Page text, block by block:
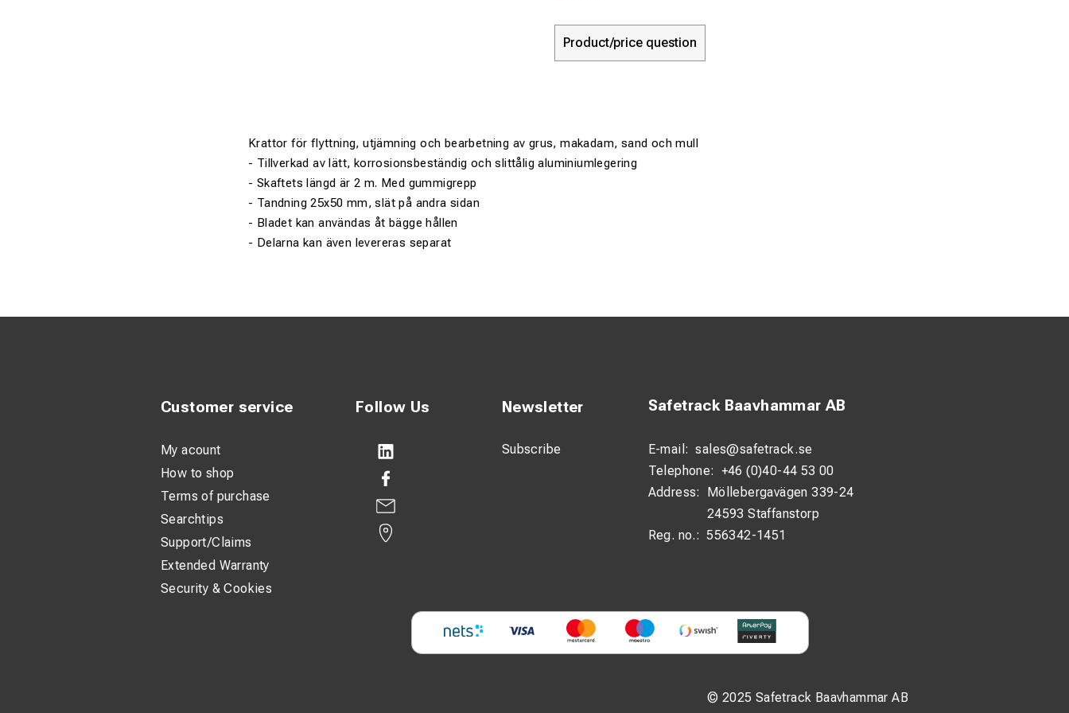
Product/price question
Krattor för flyttning, utjämning och bearbetning av grus, makadam, sand och mull
- Tillverkad av lätt, korrosionsbeständig och slittålig aluminiumlegering
- Skaftets längd är 2 m. Med gummigrepp
- Tandning 25x50 mm, slät på andra sidan
- Bladet kan användas åt bägge hållen
- Delarna kan även levereras separat
Follow Us Newsletter
Subscribe
© 2025 Safetrack Baavhammar AB
Safetrack Baavhammar AB
E-mail: sales@safetrack.se
Telephone: +46 (0)40-44 53 00
Address:
Möllebergavägen 339-24
24593 Staffanstorp
Reg. no.: 556342-1451
Customer service
My acount
How to shop
Terms of purchase
Searchtips
Support/Claims
Extended Warranty
Security & Cookies